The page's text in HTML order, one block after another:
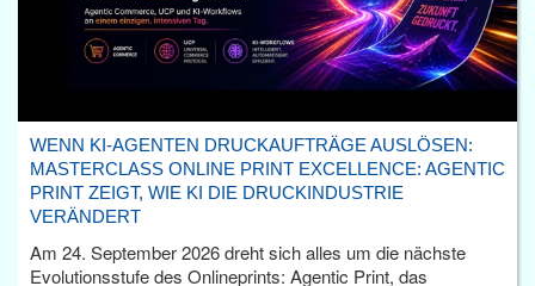
WENN KI-AGENTEN DRUCKAUFTRÄGE AUSLÖSEN:
MASTERCLASS ONLINE PRINT EXCELLENCE: AGENTIC
PRINT ZEIGT, WIE KI DIE DRUCKINDUSTRIE
VERÄNDERT
Am 24. September 2026 dreht sich alles um die nächste
Evolutionsstufe des Onlineprints: Agentic Print, das